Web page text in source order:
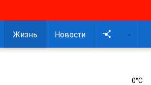
Жизнь Новости
0°C